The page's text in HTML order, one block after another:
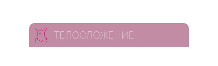
ТЕЛОСЛОЖЕНИЕ